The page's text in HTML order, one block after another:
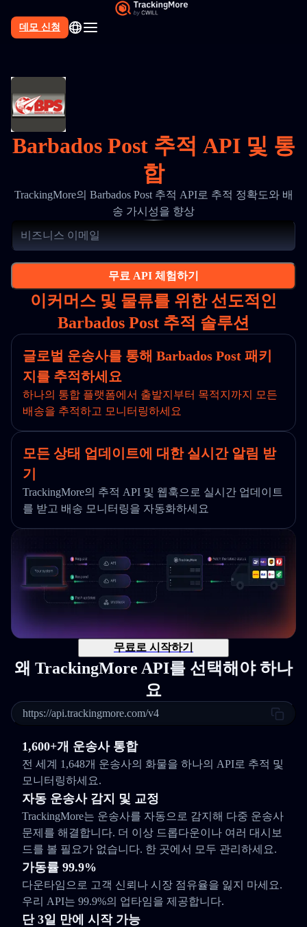
데모 신청
Barbados Post 추적 API 및 통
합
TrackingMore의 Barbados Post 추적 API로 추적 정확도와 배
송 가시성을 향상
무료 API 체험하기
이커머스 및 물류를 위한 선도적인
Barbados Post 추적 솔루션
글로벌 운송사를 통해 Barbados Post 패키
지를 추적하세요
하나의 통합 플랫폼에서 출발지부터 목적지까지 모든
배송을 추적하고 모니터링하세요
모든 상태 업데이트에 대한 실시간 알림 받
기
TrackingMore의 추적 API 및 웹훅으로 실시간 업데이트
를 받고 배송 모니터링을 자동화하세요
무료로 시작하기
왜 TrackingMore API를 선택해야 하나
요
https://api.trackingmore.com/v4
1,600+개 운송사 통합
전 세계 1,648개 운송사의 화물을 하나의 API로 추적 및
모니터링하세요.
자동 운송사 감지 및 교정
TrackingMore는 운송사를 자동으로 감지해 다중 운송사
문제를 해결합니다. 더 이상 드롭다운이나 여러 대시보
드를 볼 필요가 없습니다. 한 곳에서 모두 관리하세요.
가동률 99.9%
다운타임으로 고객 신뢰나 시장 점유율을 잃지 마세요.
우리 API는 99.9%의 업타임을 제공합니다.
단 3일 만에 시작 가능